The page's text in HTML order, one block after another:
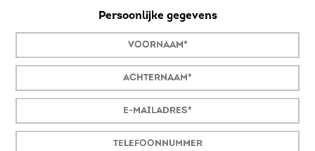
Persoonlijke gegevens